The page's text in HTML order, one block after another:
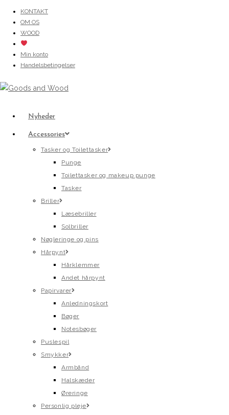
content
KONTAKT
OM OS
WOOD
Min konto
Handelsbetingelser
Nyheder
Accessories
Tasker og Toilettasker
Punge
Toilettasker og makeup punge
Tasker
Briller
Læsebriller
Solbriller
Nøgleringe og pins
Hårpynt
Hårklemmer
Andet hårpynt
Papirvarer
Anledningskort
Bøger
Notesbøger
Puslespil
Smykker
Armbånd
Halskæder
Øreringe
Personlig pleje